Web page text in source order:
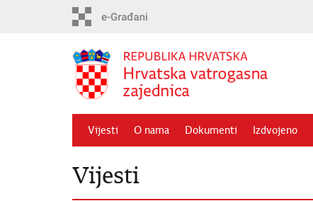
Vijesti O nama Dokumenti Izdvojeno
Vijesti